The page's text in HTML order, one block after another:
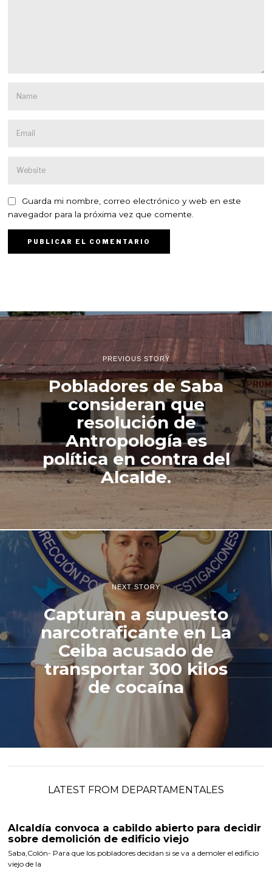
Guarda mi nombre, correo electrónico y web en este
navegador para la próxima vez que comente.
PREVIOUS STORY
Pobladores de Saba
consideran que
resolución de
Antropología es
política en contra del
Alcalde.
NEXT STORY
Capturan a supuesto
narcotraficante en La
Ceiba acusado de
transportar 300 kilos
de cocaína
LATEST FROM DEPARTAMENTALES
Alcaldía convoca a cabildo abierto para decidir
sobre demolición de edificio viejo
Saba,Colón- Para que los pobladores decidan si se va a demoler el edificio
viejo de la